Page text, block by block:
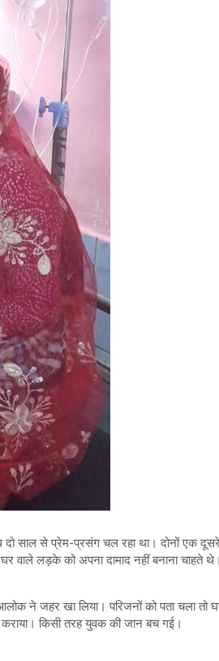
साल से प्रेम-प्रसंग चल रहा था। दोनों एक
वाले लड़के को अपना दामाद नहीं बनाना चाहते
ने जहर खा लिया। परिजनों को पता चला तो
किसी तरह युवक की जान बच गई।